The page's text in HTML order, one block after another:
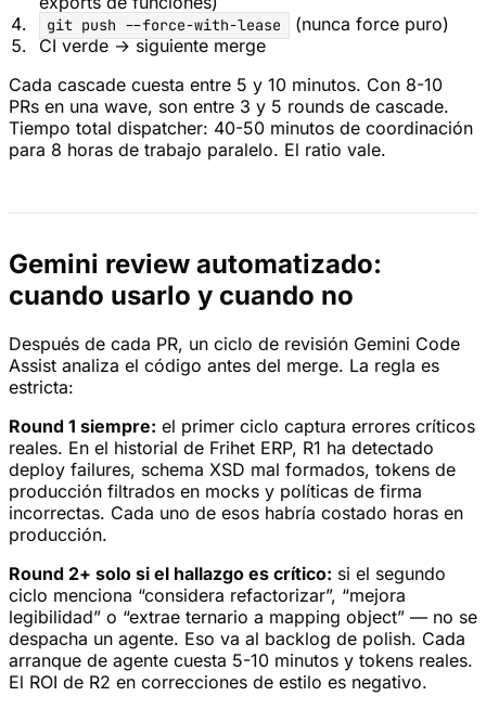
git push --force-with-lease
(nunca force puro)
CI verde → siguiente merge
Cada cascade cuesta entre 5 y 10 minutos. Con 8-10
PRs en una wave, son entre 3 y 5 rounds de cascade.
Tiempo total dispatcher: 40-50 minutos de coordinación
para 8 horas de trabajo paralelo. El ratio vale.
Gemini review automatizado:
cuando usarlo y cuando no
Después de cada PR, un ciclo de revisión Gemini Code
Assist analiza el código antes del merge. La regla es
estricta:
Round 1 siempre: el primer ciclo captura errores críticos
reales. En el historial de Frihet ERP, R1 ha detectado
deploy failures, schema XSD mal formados, tokens de
producción filtrados en mocks y políticas de firma
incorrectas. Cada uno de esos habría costado horas en
producción.
Round 2+ solo si el hallazgo es crítico: si el segundo
ciclo menciona “considera refactorizar”, “mejora
legibilidad” o “extrae ternario a mapping object” — no se
despacha un agente. Eso va al backlog de polish. Cada
arranque de agente cuesta 5-10 minutos y tokens reales.
El ROI de R2 en correcciones de estilo es negativo.